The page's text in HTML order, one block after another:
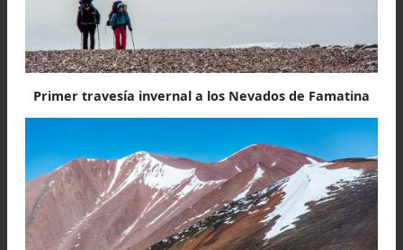
Caía la tarde, y no teníamos más opción
acampar al lado de un glaciar, con la dificultad
mover las piedras en el trabajo de elaborar
plataforma para nuestro asentamiento,
que el suelo estaba congelado, y todo adherido
una sola masa de granito. Nos apuraba el ocaso,
que el mercurio cae de manera abrupta
esconderse el sol. No recuerdo haber pasado
frío en una montaña, ni la más alta de América
azotó de esta manera. Confieso haber perdido